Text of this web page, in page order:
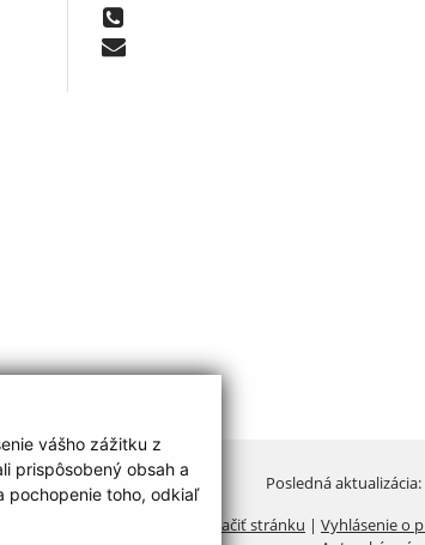
vášho zážitku z
prispôsobený obsah a
pochopenie toho, odkiaľ
Posledná aktualizácia:
Vytlačiť stránku | Vyhlásenie o